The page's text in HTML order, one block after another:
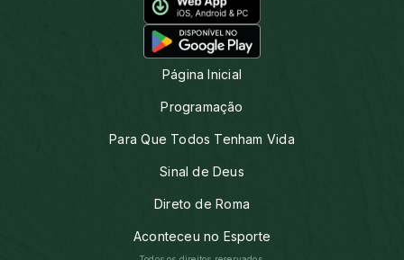
Página Inicial
Programação
Para Que Todos Tenham Vida
Sinal de Deus
Direto de Roma
Aconteceu no Esporte